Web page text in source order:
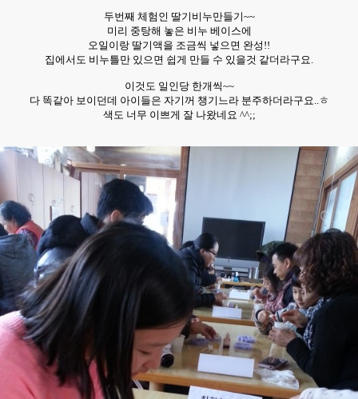
두번째 체험인 딸기비누만들기~~
미리 중탕해 놓은 비누 베이스에
오일이랑 딸기액을 조금씩 넣으면 완성!!
집에서도 비누틀만 있으면 쉽게 만들 수 있을것 같더라구요.
이것도 일인당 한개씩~~
다 똑같아 보이던데 아이들은 자기꺼 챙기느라 분주하더라구요..ㅎ
색도 너무 이쁘게 잘 나왔네요 ^^;;